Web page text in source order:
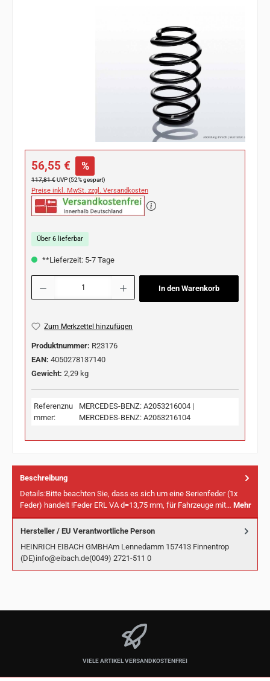
Verkaufspreis:
56,55 € %
Regulärer Preis:
117,81 €UVP (52% gespart)
Preise inkl. MwSt. zzgl. Versandkosten
Über 6 lieferbar
**Lieferzeit: 5-7 Tage
Produkt Anzahl: Gib den gewünschten Wert ein oder benutze die Schaltflächen
In den Warenkorb
Zum Merkzettel hinzufügen
Produktnummer: R23176
EAN: 4050278137140
Gewicht: 2,29 kg
Referenznu
mmer:
MERCEDES-BENZ: A2053216004 |
MERCEDES-BENZ: A2053216104
Beschreibung
Details:Bitte beachten Sie, dass es sich um eine Serienfeder (1x
Feder) handelt !Feder ERL VA d=13,75 mm, für Fahrzeuge mit… Mehr
Hersteller / EU Verantwortliche Person
HEINRICH EIBACH GMBHAm Lennedamm 157413 Finnentrop
(DE)info@eibach.de(0049) 2721-511 0
VIELE ARTIKEL VERSANDKOSTENFREI